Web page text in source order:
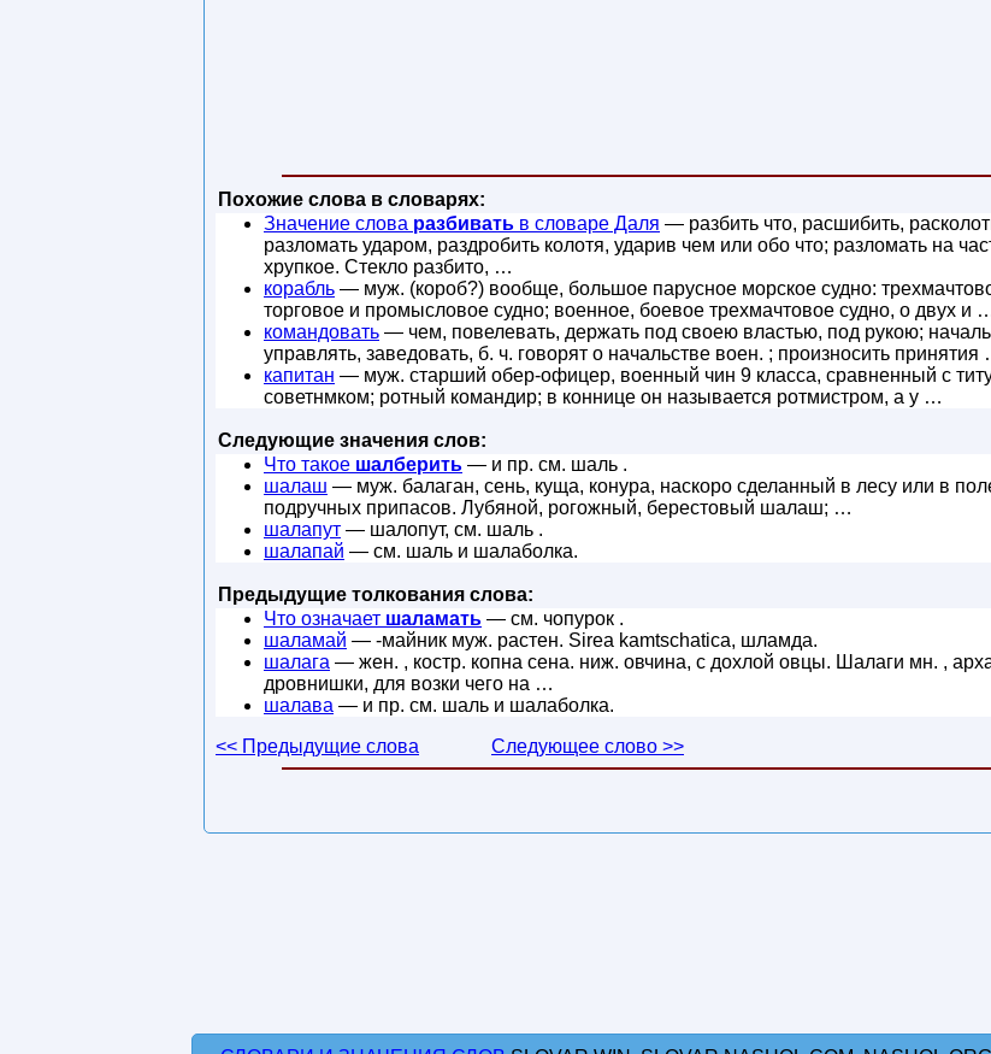
Похожие слова в словарях:
Значение слова разбивать в словаре Даля — разбить что, расшибить,
разломать ударом, раздробить колотя, ударив чем или обо что; разломать на
хрупкое. Стекло разбито, …
корабль — муж. (короб?) вообще, большое парусное морское судно:
торговое и промысловое судно; военное, боевое трехмачтовое судно, о двух и
командовать — чем, повелевать, держать под своею властью, под рукою;
управлять, заведовать, б. ч. говорят о начальстве воен. ; произносить принятия
капитан — муж. старший обер-офицер, военный чин 9 класса, сравненный с
советнмком; ротный командир; в коннице он называется ротмистром, а у …
Следующие значения слов:
Что такое шалберить — и пр. см. шаль .
шалаш — муж. балаган, сень, куща, конура, наскоро сделанный в лесу или в
подручных припасов. Лубяной, рогожный, берестовый шалаш; …
шалапут — шалопут, см. шаль .
шалапай — см. шаль и шалаболка.
Предыдущие толкования слова:
Что означает шаламать — см. чопурок .
шаламай — -майник муж. растен. Sirea kamtschatica, шламда.
шалага — жен. , костр. копна сена. ниж. овчина, с дохлой овцы. Шалаги мн. ,
дровнишки, для возки чего на …
шалава — и пр. см. шаль и шалаболка.
<< Предыдущие слова
Следующее слово >>